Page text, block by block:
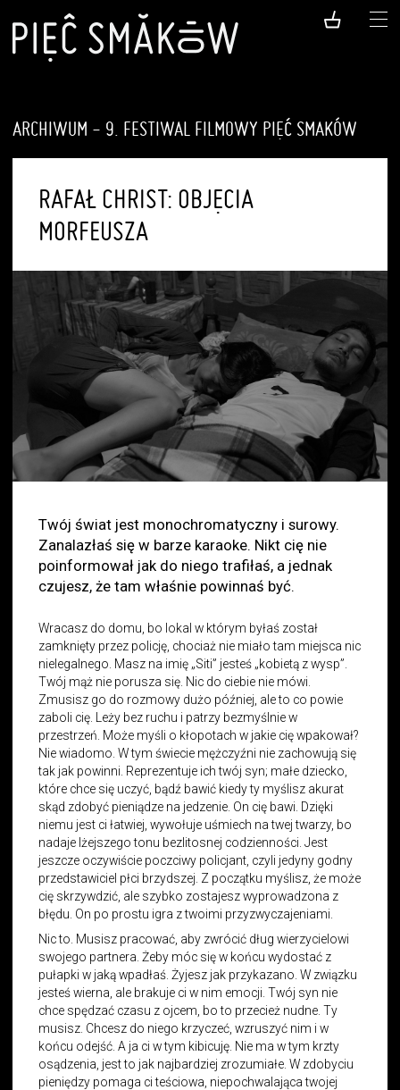
ARCHIWUM - 9. FESTIWAL FILMOWY PIĘĆ SMAKÓW
RAFAŁ CHRIST: OBJĘCIA
MORFEUSZA
Twój świat jest monochromatyczny i surowy.
Zanalazłaś się w barze karaoke. Nikt cię nie
poinformował jak do niego trafiłaś, a jednak
czujesz, że tam właśnie powinnaś być.
Wracasz do domu, bo lokal w którym byłaś został
zamknięty przez policję, chociaż nie miało tam miejsca nic
nielegalnego. Masz na imię „Siti” jesteś „kobietą z wysp”.
Twój mąż nie porusza się. Nic do ciebie nie mówi.
Zmusisz go do rozmowy dużo później, ale to co powie
zaboli cię. Leży bez ruchu i patrzy bezmyślnie w
przestrzeń. Może myśli o kłopotach w jakie cię wpakował?
Nie wiadomo. W tym świecie mężczyźni nie zachowują się
tak jak powinni. Reprezentuje ich twój syn; małe dziecko,
które chce się uczyć, bądź bawić kiedy ty myślisz akurat
skąd zdobyć pieniądze na jedzenie. On cię bawi. Dzięki
niemu jest ci łatwiej, wywołuje uśmiech na twej twarzy, bo
nadaje lżejszego tonu bezlitosnej codzienności. Jest
jeszcze oczywiście poczciwy policjant, czyli jedyny godny
przedstawiciel płci brzydszej. Z początku myślisz, że może
cię skrzywdzić, ale szybko zostajesz wyprowadzona z
błędu. On po prostu igra z twoimi przyzwyczajeniami.
Nic to. Musisz pracować, aby zwrócić dług wierzycielowi
swojego partnera. Żeby móc się w końcu wydostać z
pułapki w jaką wpadłaś. Żyjesz jak przykazano. W związku
jesteś wierna, ale brakuje ci w nim emocji. Twój syn nie
chce spędzać czasu z ojcem, bo to przecież nudne. Ty
musisz. Chcesz do niego krzyczeć, wzruszyć nim i w
końcu odejść. A ja ci w tym kibicuję. Nie ma w tym krzty
osądzenia, jest to jak najbardziej zrozumiałe. W zdobyciu
pieniędzy pomaga ci teściowa, niepochwalająca twojej